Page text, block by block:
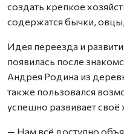
создать крепкое
содержатся бычки,
Идея переезда и
появилась после
Андрея Родина из
также пользовался
успешно развивает своё
— Нам всё доступно